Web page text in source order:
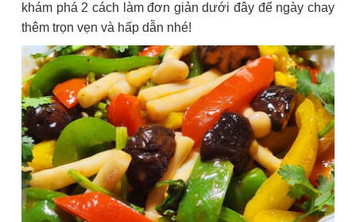
khám phá 2 cách làm đơn giản dưới đây để ngày chay
thêm trọn vẹn và hấp dẫn nhé!